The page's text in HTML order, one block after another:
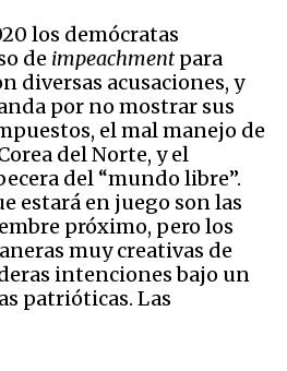
los demócratas
de impeachmentpara
diversas acusaciones, y
por no mostrar sus
el mal manejo de
del Norte, y el
del “mundo libre”.
estará en juego son las
próximo, pero los
muy creativas de
intenciones bajo un
patrióticas. Las